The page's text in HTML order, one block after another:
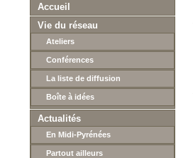
Accueil
Vie du réseau
Ateliers
Conférences
La liste de diffusion
Boîte à idées
Actualités
En Midi-Pyrénées
Partout ailleurs